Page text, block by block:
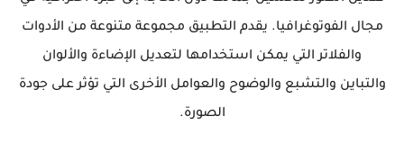
مجال الفوتوغرافيا. يقدم التطبيق مجموعة متنوعة من الأدوات
والفلاتر التي يمكن استخدامها لتعديل الإضاءة والألوان
والتباين والتشبع والوضوح والعوامل الأخرى التي تؤثر على جودة
الصورة.